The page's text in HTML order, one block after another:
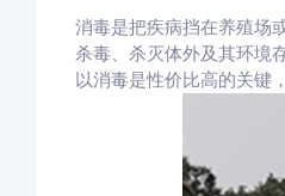
消毒是把疾病挡在养殖场
杀毒、杀灭体外及其环境
以消毒是性价比高的关键